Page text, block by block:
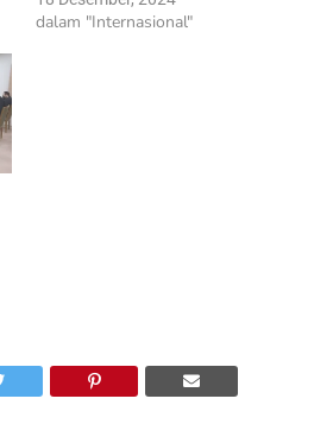
dalam "Internasional"